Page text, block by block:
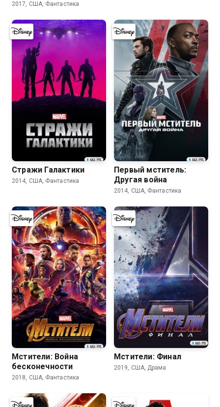
2017, США, Фантастика
7.9
Стражи Галактики
2014, США, Фантастика
7.3
Первый мститель:
Другая война
2014, США, Фантастика
8.1
Мстители: Война
бесконечности
2018, США, Фантастика
7.9
Мстители: Финал
2019, США, Драма